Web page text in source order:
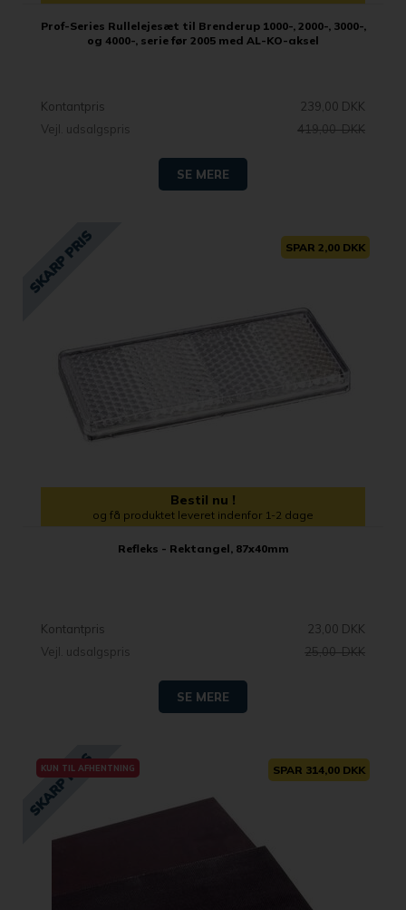
Prof-Series Rullelejesæt til Brenderup 1000-, 2000-, 3000-,
og 4000-, serie før 2005 med AL-KO-aksel
Kontantpris
239,00 DKK
Vejl. udsalgspris
419,00 DKK
SE MERE
SPAR 2,00 DKK
Bestil nu !
og få produktet leveret indenfor 1-2 dage
Refleks - Rektangel, 87x40mm
Kontantpris
23,00 DKK
Vejl. udsalgspris
25,00 DKK
SE MERE
KUN TIL AFHENTNING SPAR 314,00 DKK